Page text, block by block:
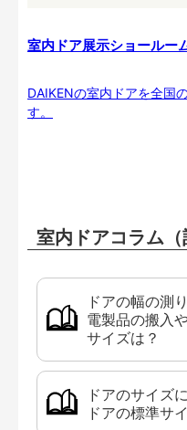
室内ドア展示ショールー
DAIKENの室内ドアを全国
す。
室内ドアコラム（
ドアの幅の測
電製品の搬入
サイズは？
ドアのサイズ
ドアの標準サ